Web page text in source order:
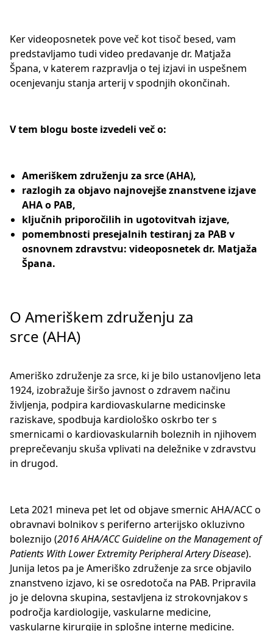
Ker videoposnetek pove več kot tisoč besed, vam
predstavljamo tudi video predavanje dr. Matjaža
Špana, v katerem razpravlja o tej izjavi in uspešnem
ocenjevanju stanja arterij v spodnjih okončinah.
V tem blogu boste izvedeli več o:
Ameriškem združenju za srce (AHA),
razlogih za objavo najnovejše znanstvene izjave
AHA o PAB,
ključnih priporočilih in ugotovitvah izjave,
pomembnosti presejalnih testiranj za PAB v
osnovnem zdravstvu: videoposnetek dr. Matjaža
Špana.
O Ameriškem združenju za
srce (AHA)
Ameriško združenje za srce, ki je bilo ustanovljeno leta
1924, izobražuje širšo javnost o zdravem načinu
življenja, podpira kardiovaskularne medicinske
raziskave, spodbuja kardiološko oskrbo ter s
smernicami o kardiovaskularnih boleznih in njihovem
preprečevanju skuša vplivati na deležnike v zdravstvu
in drugod.
Leta 2021 mineva pet let od objave smernic AHA/ACC o
obravnavi bolnikov s periferno arterijsko okluzivno
boleznijo (2016 AHA/ACC Guideline on the Management of
Patients With Lower Extremity Peripheral Artery Disease).
Junija letos pa je Ameriško združenje za srce objavilo
znanstveno izjavo, ki se osredotoča na PAB. Pripravila
jo je delovna skupina, sestavljena iz strokovnjakov s
področja kardiologije, vaskularne medicine,
vaskularne kirurgije in splošne interne medicine.